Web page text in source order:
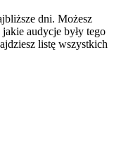
dni. Możesz
audycje były tego
listę wszystkich